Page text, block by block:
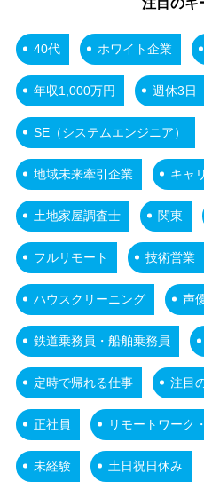
40代 ホワイト企業
年収1,000万円 週休3日
SE（システムエンジニア）
地域未来牽引企業 キャ
土地家屋調査士 関東
フルリモート 技術営業
ハウスクリーニング 声
鉄道乗務員・船舶乗務員
定時で帰れる仕事 注目
正社員 リモートワーク
未経験 土日祝日休み